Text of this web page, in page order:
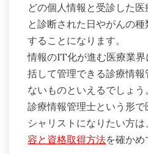
どの個人情報と受診した
と診断された日やがんの
することになります。
情報のIT化が進む医療業
括して管理できる診療情
ないものといえるでしょう。
診療情報管理士という形
シャリストになりたい方は
容と資格取得方法を確かめ